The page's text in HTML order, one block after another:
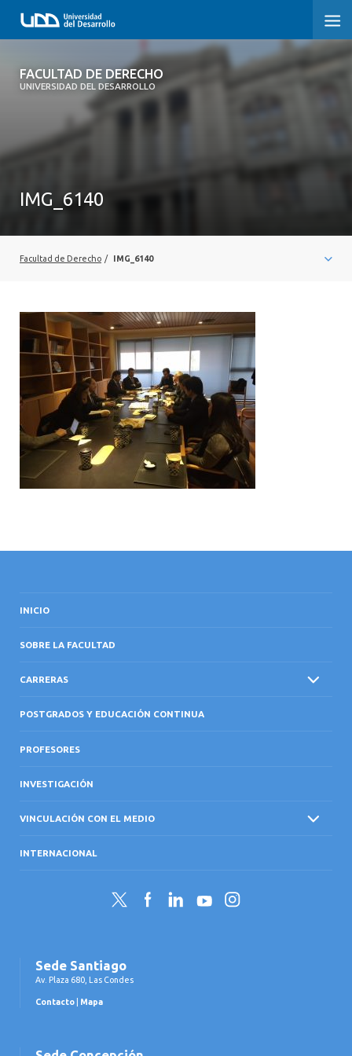
FACULTAD DE DERECHO
UNIVERSIDAD DEL DESARROLLO
FACULTAD DE DERECHO
SOBRE LA FACULTAD
VINCULACIÓN CON EL MEDIO
INTERNACIONAL
IMG_6140
Facultad de Derecho / IMG_6140
INICIO
SOBRE LA FACULTAD
CARRERAS
POSTGRADOS Y EDUCACIÓN CONTINUA
PROFESORES
INVESTIGACIÓN
VINCULACIÓN CON EL MEDIO
INTERNACIONAL
Twitter FacebookLinkedInYouTubeInstagram
Sede Santiago
Av. Plaza 680, Las Condes
Contacto Mapa